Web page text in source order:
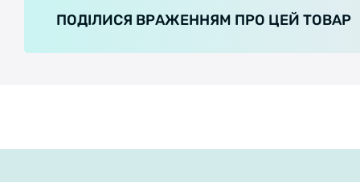
ПОДІЛИСЯ ВРАЖЕННЯМ ПРО ЦЕЙ ТОВАР